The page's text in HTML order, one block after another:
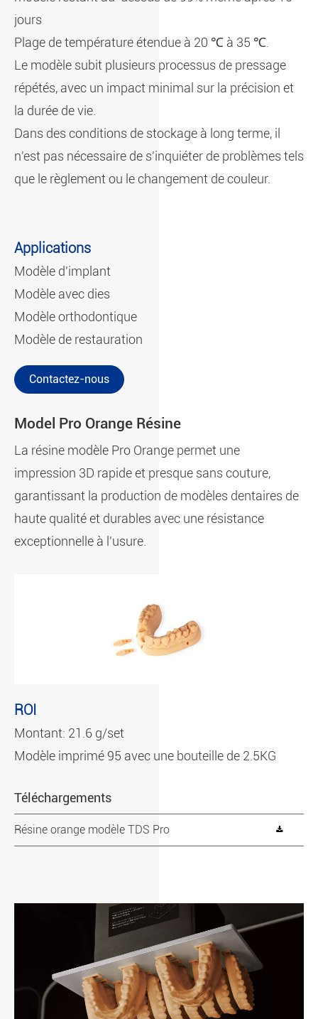
jours
Plage de température étendue à 20 ℃ à 35 ℃.
Le modèle subit plusieurs processus de pressage
répétés, avec un impact minimal sur la précision et
la durée de vie.
Dans des conditions de stockage à long terme, il
n'est pas nécessaire de s'inquiéter de problèmes tels
que le règlement ou le changement de couleur.
Applications
Modèle d'implant
Modèle avec dies
Modèle orthodontique
Modèle de restauration
Contactez-nous
Model Pro Orange Résine
La résine modèle Pro Orange permet une
impression 3D rapide et presque sans couture,
garantissant la production de modèles dentaires de
haute qualité et durables avec une résistance
exceptionnelle à l'usure.
ROI
Montant: 21.6 g/set
Modèle imprimé 95 avec une bouteille de 2.5KG
Téléchargements
Résine orange modèle TDS Pro